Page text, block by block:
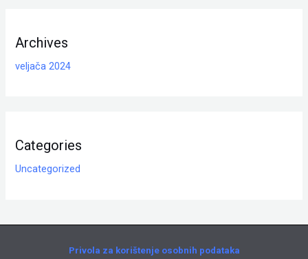
Archives
veljača 2024
Categories
Uncategorized
Privola za korištenje osobnih podataka